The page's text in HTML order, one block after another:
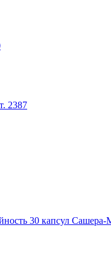
2387
30 капсул Сашера-